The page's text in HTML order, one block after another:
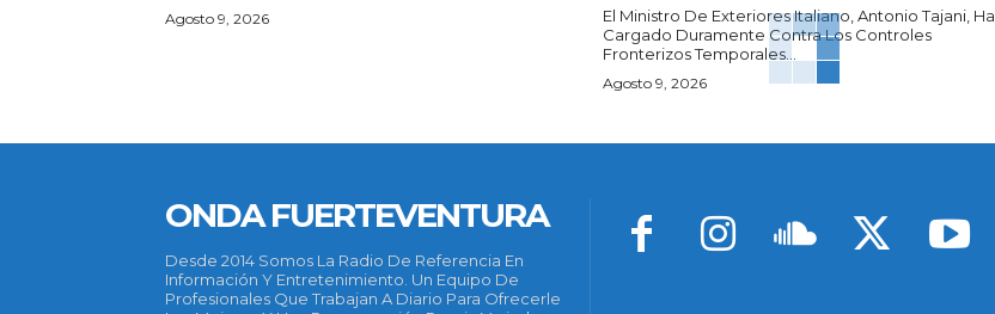
Agosto 9, 2026
El Ministro De Exteriores Italiano, Antonio Tajani, Ha
Cargado Duramente Contra Los Controles
Fronterizos Temporales...
Agosto 9, 2026
ONDA FUERTEVENTURA
Desde 2014 Somos La Radio De Referencia En
Información Y Entretenimiento. Un Equipo De
Profesionales Que Trabajan A Diario Para Ofrecerle